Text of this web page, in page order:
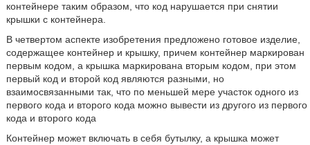
контейнере таким образом, что код нарушается при снятии
крышки с контейнера.
В четвертом аспекте изобретения предложено готовое изделие,
содержащее контейнер и крышку, причем контейнер маркирован
первым кодом, а крышка маркирована вторым кодом, при этом
первый код и второй код являются разными, но
взаимосвязанными так, что по меньшей мере участок одного из
первого кода и второго кода можно вывести из другого из первого
кода и второго кода
Контейнер может включать в себя бутылку, а крышка может